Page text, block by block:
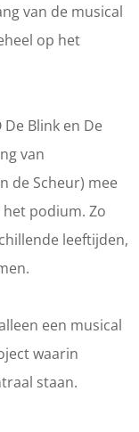
van de musical
op het
Blink en De
van
de Scheur) mee
podium. Zo
leeftijden,
een musical
waarin
staan.